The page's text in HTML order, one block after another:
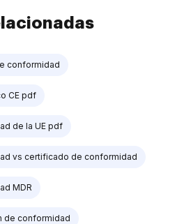
conformidad
CE pdf
de la UE pdf
vs certificado de conformidad
MDR
de conformidad